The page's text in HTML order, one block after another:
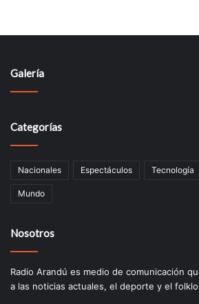
Galería
Categorías
Nacionales Espectáculos Tecnologí­a
Mundo
Nosotros
Radio Arandú es medio de comunicación
a las noticias actuales, el deporte y el